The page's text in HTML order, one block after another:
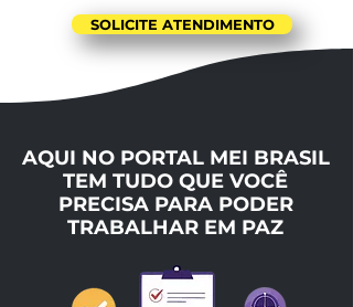
SOLICITE ATENDIMENTO
AQUI NO PORTAL MEI BRASIL
TEM TUDO QUE VOCÊ
PRECISA PARA PODER
TRABALHAR EM PAZ